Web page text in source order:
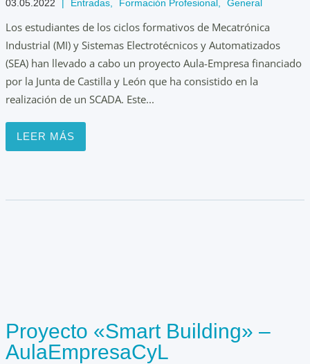
03.05.2022 | Entradas Formación Profesional General
Los estudiantes de los ciclos formativos de Mecatrónica
Industrial (MI) y Sistemas Electrotécnicos y Automatizados
(SEA) han llevado a cabo un proyecto Aula-Empresa financiado
por la Junta de Castilla y León que ha consistido en la
realización de un SCADA. Este...
LEER MÁS
Proyecto «Smart Building» –
AulaEmpresaCyL